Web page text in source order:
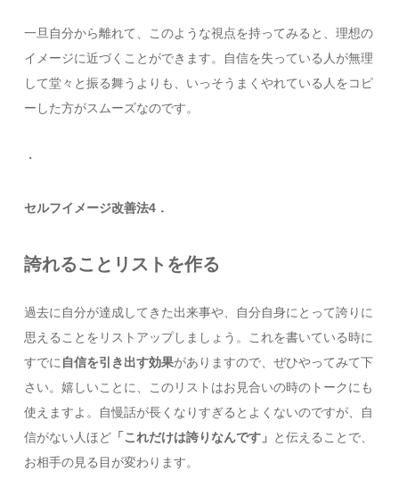
一旦自分から離れて、このような視点を持ってみると、理想の
イメージに近づくことができます。自信を失っている人が無理
して堂々と振る舞うよりも、いっそうまくやれている人をコピ
ーした方がスムーズなのです。
・
セルフイメージ改善法4．
誇れることリストを作る
過去に自分が達成してきた出来事や、自分自身にとって誇りに
思えることをリストアップしましょう。これを書いている時に
すでに 自信を引き出す効果がありますので、ぜひやってみて下
さい。嬉しいことに、このリストはお見合いの時のトークにも
使えますよ。自慢話が長くなりすぎるとよくないのですが、自
信がない人ほど 「これだけは誇りなんです」 と伝えることで、
お相手の見る目が変わります。